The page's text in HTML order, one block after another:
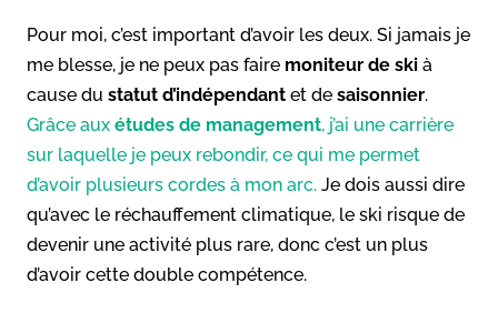
Pour moi, c’est important d’avoir les deux. Si jamais je
me blesse, je ne peux pas faire moniteur de ski à
cause du statut d’indépendant et de saisonnier.
Grâce aux études de management, j’ai une carrière
sur laquelle je peux rebondir, ce qui me permet
d’avoir plusieurs cordes à mon arc. Je dois aussi dire
qu’avec le réchauffement climatique, le ski risque de
devenir une activité plus rare, donc c’est un plus
d’avoir cette double compétence.